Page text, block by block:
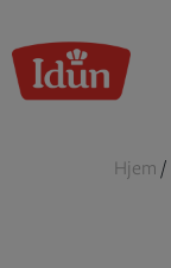
to
content
Hjem /